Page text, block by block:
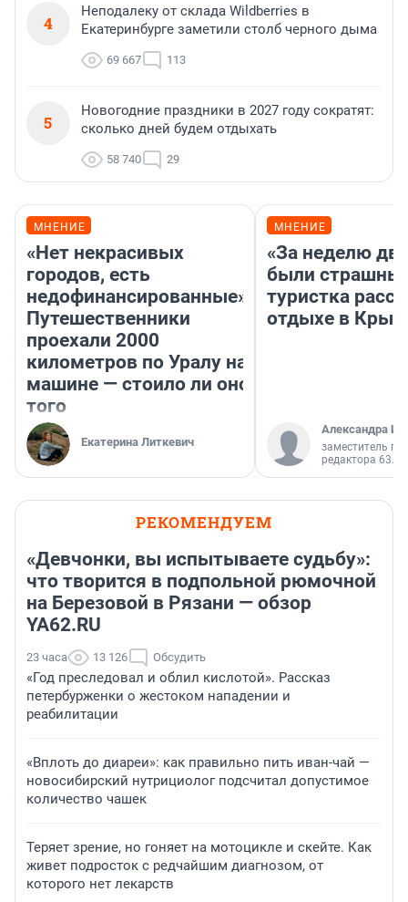
4
Неподалеку от склада Wildberries в
Екатеринбурге заметили столб черного дыма
69 667 113
5
Новогодние праздники в 2027 году сократят:
сколько дней будем отдыхать
58 740 29
МНЕНИЕ
«Нет некрасивых
городов, есть
недофинансированные».
Путешественники
проехали 2000
километров по Уралу на
машине — стоило ли оно
того
Екатерина Литкевич
МНЕНИЕ
«За неделю
были
туристка
отдыхе в
Александра
заместитель
редактора 63.RU
РЕКОМЕНДУЕМ
«Девчонки, вы испытываете судьбу»:
что творится в подпольной рюмочной
на Березовой в Рязани — обзор
YA62.RU
23 часа 13 126 Обсудить
«Год преследовал и облил кислотой». Рассказ
петербурженки о жестоком нападении и
реабилитации
«Вплоть до диареи»: как правильно пить иван-чай —
новосибирский нутрициолог подсчитал допустимое
количество чашек
Теряет зрение, но гоняет на мотоцикле и скейте. Как
живет подросток с редчайшим диагнозом, от
которого нет лекарств